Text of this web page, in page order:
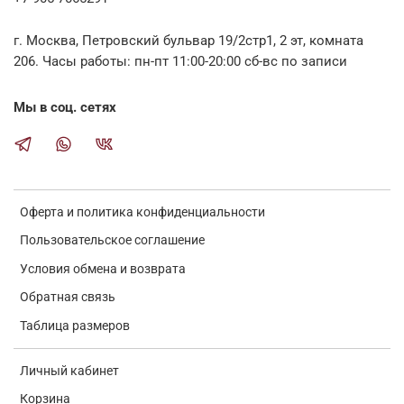
Оферта и политика конфиденциальности
Пользовательское соглашение
Условия обмена и возврата
Обратная связь
Таблица размеров
Личный кабинет
Корзина
г. Москва, Петровский бульвар 19/2стр1, 2 эт, комната
206. Часы работы: пн-пт 11:00-20:00 сб-вс по записи
Мы в соц. сетях